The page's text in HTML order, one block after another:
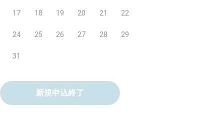
17 18 19 20 21 22
24 25 26 27 28 29
31
新規申込終了